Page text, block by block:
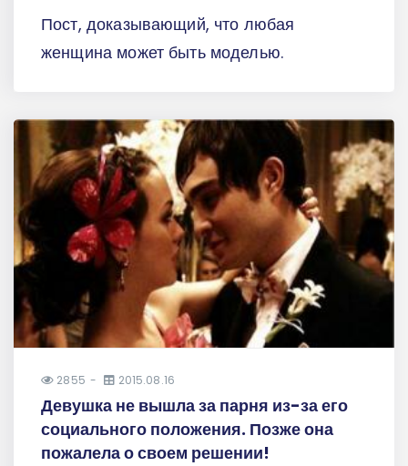
Пост, доказывающий, что любая
женщина может быть моделью.
2855 2015.08.16
Девушка не вышла за парня из-за его
социального положения. Позже она
пожалела о своем решении!